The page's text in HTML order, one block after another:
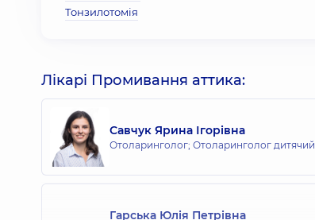
Тонзилотомія
Лікарі Промивання аттика:
Савчук Ярина Ігорівна
Отоларинголог; Отоларинголог дитячий,
Гарська Юлія Петрівна